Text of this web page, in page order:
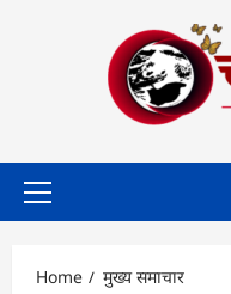
Primary
Home मुख्य समाचार